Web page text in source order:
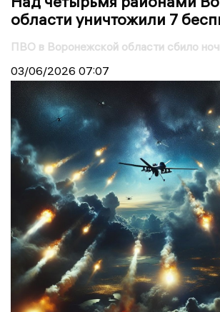
области уничтожили 7
ПВО в Воронежской области сбило
03/06/2026 07:07